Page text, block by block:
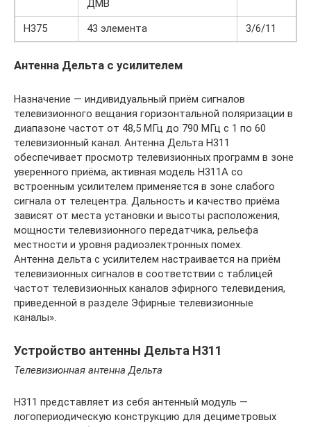
ДМВ
Н375 43 элемента 3/6/11
Антенна Дельта c усилителем
Назначение — индивидуальный приём сигналов
телевизионного вещания горизонтальной поляризации в
диапазоне частот от 48,5 МГц до 790 МГц с 1 по 60
телевизионный канал. Антенна Дельта Н311
обеспечивает просмотр телевизионных программ в зоне
уверенного приёма, активная модель Н311А со
встроенным усилителем применяется в зоне слабого
сигнала от телецентра. Дальность и качество приёма
зависят от места установки и высоты расположения,
мощности телевизионного передатчика, рельефа
местности и уровня радиоэлектронных помех.
Антенна дельта с усилителем настраивается на приём
телевизионных сигналов в соответствии с таблицей
частот телевизионных каналов эфирного телевидения,
приведенной в разделе Эфирные телевизионные
каналы».
Устройство антенны Дельта Н311
Телевизионная антенна Дельта
Н311 представляет из себя антенный модуль —
логопериодическую конструкцию для дециметровых